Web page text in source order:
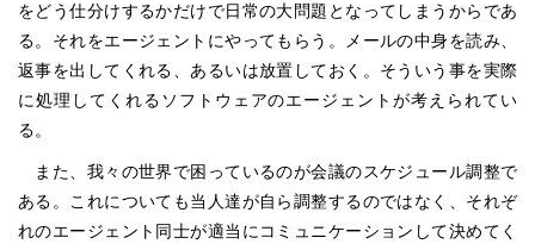
をどう仕分けするかだけで日常の大問題となってしまうからであ
る。それをエージェントにやってもらう。メールの中身を読み、
返事を出してくれる、あるいは放置しておく。そういう事を実際
に処理してくれるソフトウェアのエージェントが考えられてい
る。
また、我々の世界で困っているのが会議のスケジュール調整で
ある。これについても当人達が自ら調整するのではなく、それぞ
れのエージェント同士が適当にコミュニケーションして決めてく